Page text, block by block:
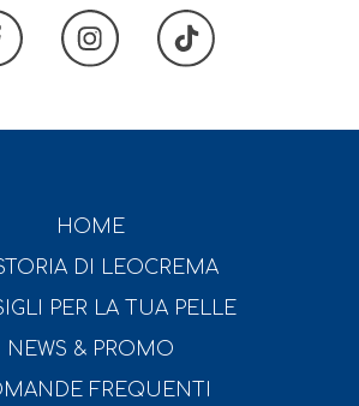
HOME
DI LEOCREMA
PER LA TUA PELLE
NEWS & PROMO
FREQUENTI